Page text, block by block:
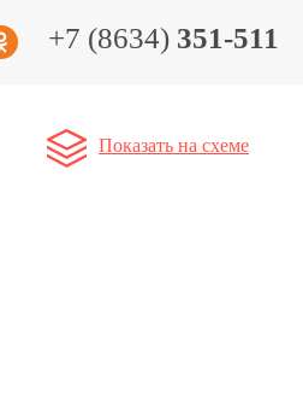
+7 (8634) 351-511
Показать на схеме